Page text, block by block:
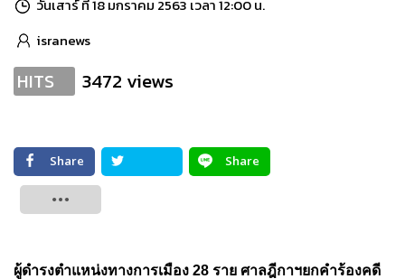
วันเสาร์ ที่ 18 มกราคม 2563 เวลา 12:00 น.
isranews
HITS 3472 views
Share
Share
ผู้ดำรงตำแหน่งทางการเมือง 28 ราย ศาลฎีกาฯยกคำร้องคดี